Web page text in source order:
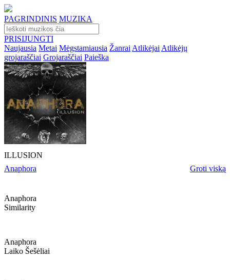
PAGRINDINIS MUZIKA
PRISIJUNGTI
Naujausia Metai Mėgstamiausia Žanrai Atlikėjai Atlikėjų
grojaraščiai Grojaraščiai Paieška
ILLUSION
Anaphora
Groti viską
Anaphora
Similarity
Anaphora
Laiko Šešėliai